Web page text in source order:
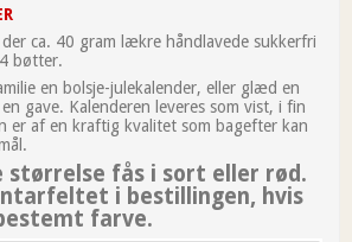
ca. 40 gram lækre håndlavede sukkerfri
bøtter.
en bolsje-julekalender, eller glæd en
gave. Kalenderen leveres som vist, i fin
er af en kraftig kvalitet som bagefter kan
størrelse fås i sort eller rød.
i bestillingen, hvis
farve.